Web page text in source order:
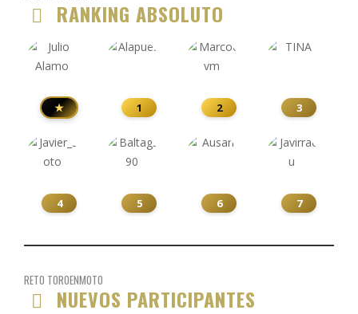
RANKING ABSOLUTO
★ 1 2 3
4 5 6 7
RETO TOROENMOTO
NUEVOS PARTICIPANTES